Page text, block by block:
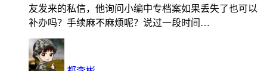
友发来的私信，他询问小编中专档案如果丢失了也可以
补办吗？手续麻不麻烦呢？说过一段时间…